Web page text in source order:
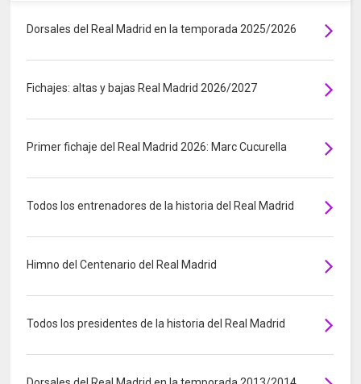
Dorsales del Real Madrid en la temporada 2025/2026
Fichajes: altas y bajas Real Madrid 2026/2027
Primer fichaje del Real Madrid 2026: Marc Cucurella
Todos los entrenadores de la historia del Real Madrid
Himno del Centenario del Real Madrid
Todos los presidentes de la historia del Real Madrid